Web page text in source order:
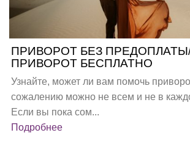
ПРИВОРОТ БЕЗ
ПРИВОРОТ БЕСПЛАТНО
Узнайте, может ли вам помочь
сожалению можно не всем и не в
Если вы пока сом...
Подробнее